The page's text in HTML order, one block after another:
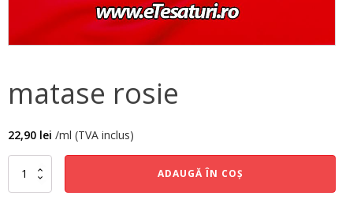
matase rosie
22,90 lei /ml (TVA inclus)
Cantitate
matase
ADAUGĂ ÎN COȘ